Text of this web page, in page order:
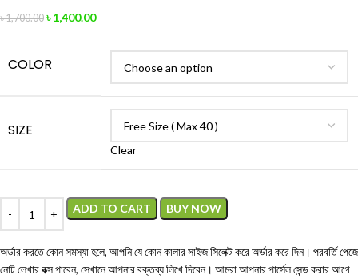
৳1,700.00 ৳1,400.00
COLOR
SIZE
Clear
ADD TO CART BUY NOW
অর্ডার করতে কোন সমস্যা হলে, আপনি যে কোন কালার সাইজ সিলেক্ট করে অর্ডার করে দিন। পরবর্তি পেজে
নোট লেখার বক্স পাবেন, সেখানে আপনার বক্তব্য লিখে দিবেন। আমরা আপনার পার্সেল সেন্ড করার আগে